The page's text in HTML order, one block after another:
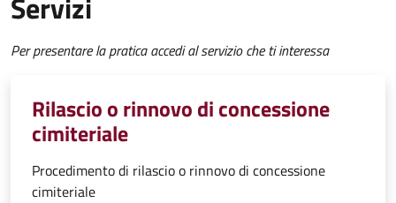
Per presentare la pratica accedi al servizio che ti interessa
Rilascio o rinnovo di concessione
cimiteriale
Procedimento di rilascio o rinnovo di concessione
cimiteriale